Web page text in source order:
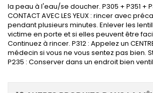
la peau à l'eau/se doucher. P305 + P351 +
CONTACT AVEC LES YEUX : rincer avec
pendant plusieurs minutes. Enlever les
victime en porte et si elles peuvent être
Continuez à rincer. P312 : Appelez un
médecin si vous ne vous sentez pas bien.
P235 : Conserver dans un endroit bien